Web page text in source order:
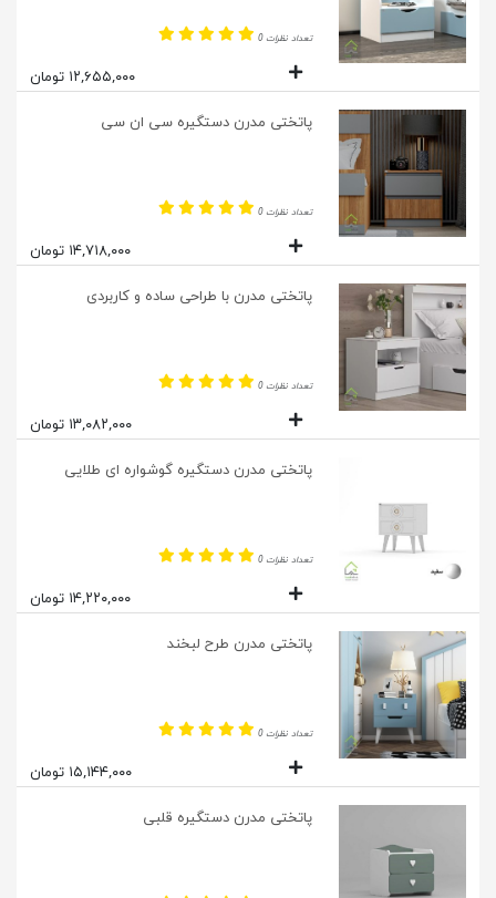
تعداد نظرات 0
۱۲,۶۵۵,۰۰۰ تومان
پاتختی مدرن دستگیره سی ان سی
تعداد نظرات 0
۱۴,۷۱۸,۰۰۰ تومان
پاتختی مدرن با طراحی ساده و کاربردی
تعداد نظرات 0
۱۳,۰۸۲,۰۰۰ تومان
پاتختی مدرن دستگیره گوشواره ای طلایی
تعداد نظرات 0
۱۴,۲۲۰,۰۰۰ تومان
پاتختی مدرن طرح لبخند
تعداد نظرات 0
۱۵,۱۴۴,۰۰۰ تومان
پاتختی مدرن دستگیره قلبی